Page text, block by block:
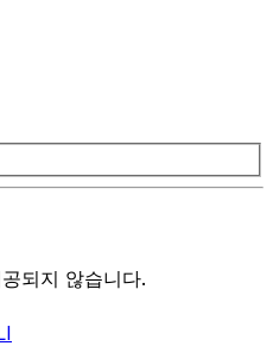
되지 않습니다.